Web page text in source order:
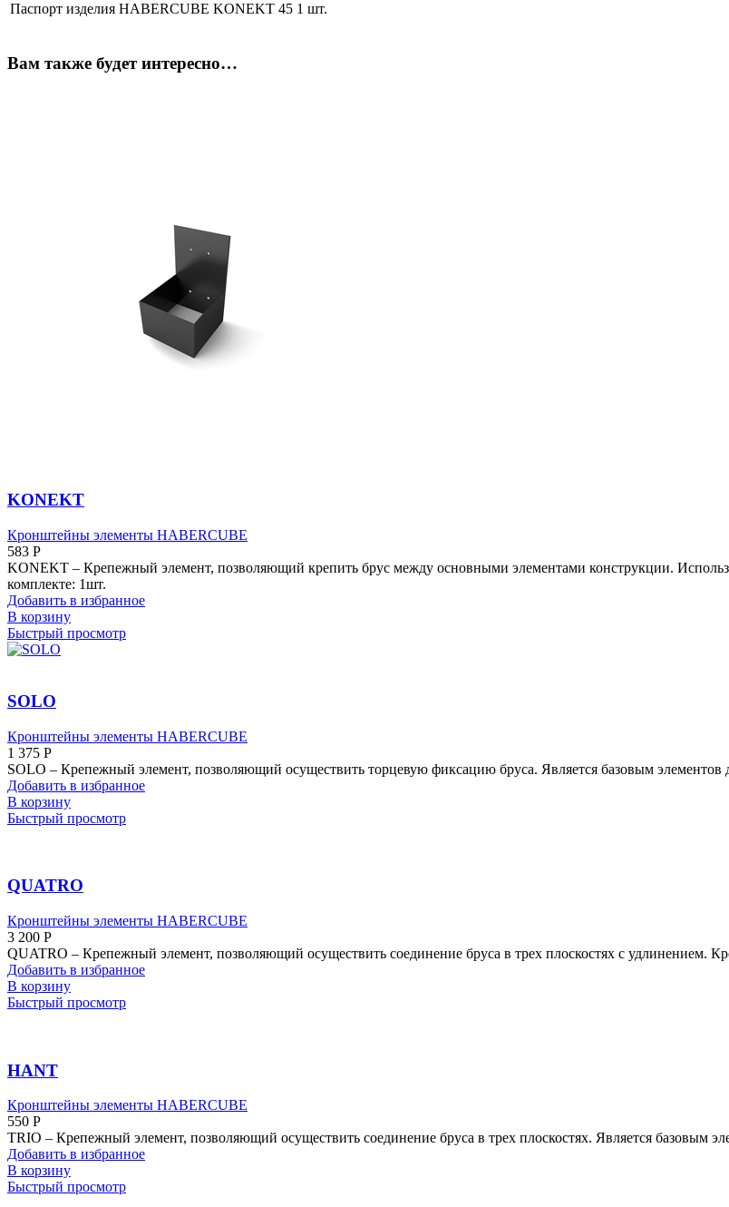
Паспорт изделия HABERCUBE KONEKT 45 1 шт.
Вам также будет интересно…
KONEKT
Кронштейны элементы HABERCUBE
583 Р
KONEKT – Крепежный элемент, позволяющий крепить брус между основными элементами конструкции.
комплекте: 1шт.
Добавить в избранное
В корзину
Быстрый просмотр
SOLO
Кронштейны элементы HABERCUBE
1 375 Р
SOLO – Крепежный элемент, позволяющий осуществить торцевую фиксацию бруса. Является базовым элементов
Добавить в избранное
В корзину
Быстрый просмотр
QUATRO
Кронштейны элементы HABERCUBE
3 200 Р
QUATRO – Крепежный элемент, позволяющий осуществить соединение бруса в трех плоскостях с удлинением.
Добавить в избранное
В корзину
Быстрый просмотр
HANT
Кронштейны элементы HABERCUBE
550 Р
TRIO – Крепежный элемент, позволяющий осуществить соединение бруса в трех плоскостях. Является базовым
Добавить в избранное
В корзину
Быстрый просмотр